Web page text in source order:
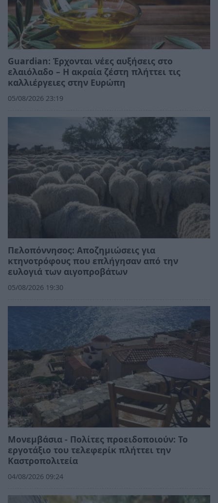
Guardian: Έρχονται νέες αυξήσεις στο
ελαιόλαδο – Η ακραία ζέστη πλήττει τις
καλλιέργειες στην Ευρώπη
05/08/2026 23:19
Πελοπόννησος: Αποζημιώσεις για
κτηνοτρόφους που επλήγησαν από την
ευλογιά των αιγοπροβάτων
05/08/2026 19:30
Μονεμβάσια - Πολίτες προειδοποιούν: Το
εργοτάξιο του τελεφερίκ πλήττει την
Καστροπολιτεία
04/08/2026 09:24